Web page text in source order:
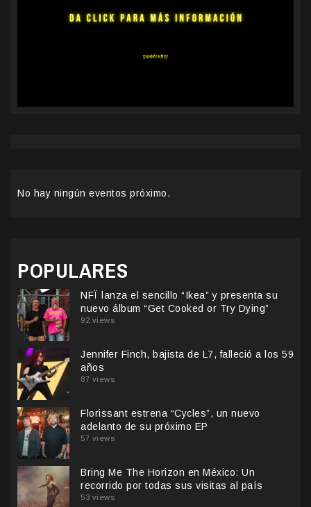
No hay ningún eventos próximo.
POPULARES
NFÏ lanza el sencillo “Ikea” y presenta su
nuevo álbum “Get Cooked or Try Dying”
92 views
Jennifer Finch, bajista de L7, falleció a los 59
años
87 views
Florissant estrena “Cycles”, un nuevo
adelanto de su próximo EP
57 views
Bring Me The Horizon en México: Un
recorrido por todas sus visitas al país
53 views